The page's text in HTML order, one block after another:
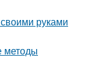
руками
методы